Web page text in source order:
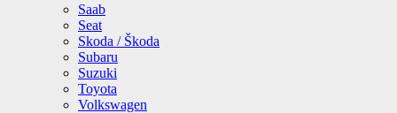
Saab
Seat
Skoda / Škoda
Subaru
Suzuki
Toyota
Volkswagen